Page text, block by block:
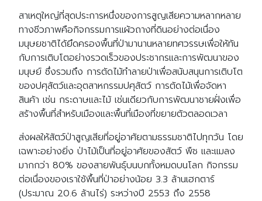
สาเหตุใหญ่ที่สุดประการหนึ่งของการสูญเสียความหลากหลาย
ทางชีวภาพคือกิจกรรมการแผ้วถางที่ดินอย่างต่อเนื่อง
มนุษยชาติได้ยึดครองพื้นที่ป่ามานานหลายทศวรรษเพื่อให้ทัน
กับการเติบโตอย่างรวดเร็วของประชากรและการพัฒนาของ
มนุษย์ ซึ่งรวมถึง การตัดไม้ทำลายป่าเพื่อสนับสนุนการเติบโต
ของปศุสัตว์และอุตสาหกรรมปศุสัตว์ การตัดไม้เพื่อจัดหา
สินค้า เช่น กระดาษและไม้ เช่นเดียวกับการพัฒนาชายฝั่งเพื่อ
สร้างพื้นที่สำหรับเมืองและพื้นที่เมืองที่ขยายตัวตลอดเวลา
ส่งผลให้สัตว์ป่าสูญเสียที่อยู่อาศัยตามธรรมชาติไปทุกวัน โดย
เฉพาะอย่างยิ่ง ป่าไม้เป็นที่อยู่อาศัยของสัตว์ พืช และแมลง
มากกว่า 80% ของสายพันธุ์บนบกทั้งหมดบนโลก กิจกรรม
ต่อเนื่องของเราใช้พื้นที่ป่าอย่างน้อย 3.3 ล้านเฮกตาร์
(ประมาณ 20.6 ล้านไร่) ระหว่างปี 2553 ถึง 2558